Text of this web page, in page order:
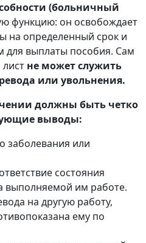
(больничный
функцию: он освобождает
на определенный срок и
для выплаты пособия. Сам
не может служить
или увольнения.
должны быть четко
выводы:
заболевания или
состояния
выполняемой им работе.
на другую работу,
ему по